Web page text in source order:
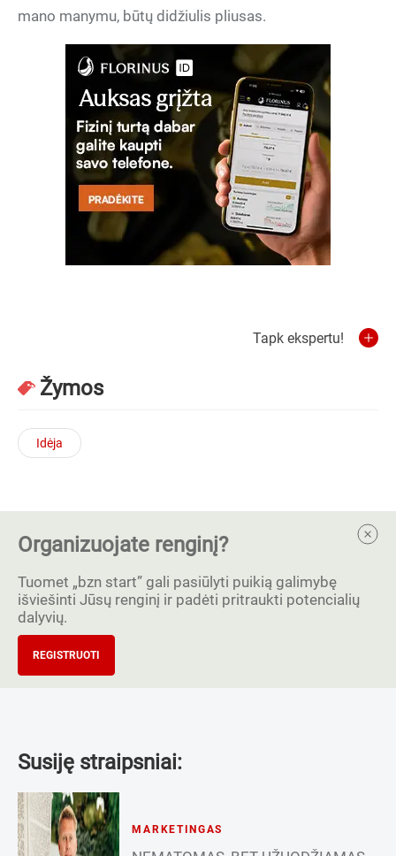
mano manymu, būtų didžiulis pliusas.
Tapk ekspertu!
Žymos
Idėja
Organizuojate renginį?
Tuomet „bzn start” gali pasiūlyti puikią galimybę
išviešinti Jūsų renginį ir padėti pritraukti potencialių
dalyvių.
REGISTRUOTI
Susiję straipsniai:
MARKETINGAS